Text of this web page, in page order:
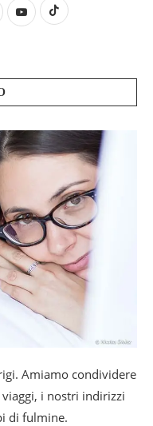
Amiamo condividere
i nostri indirizzi
di fulmine.